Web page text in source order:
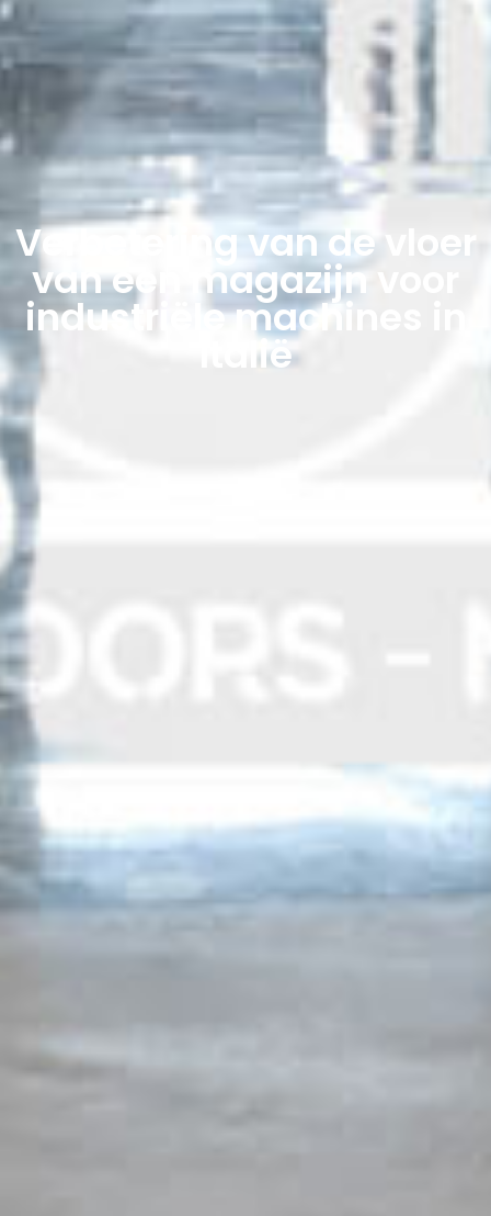
Verbetering van de vloer
van een magazijn voor
industriële machines in
Italië